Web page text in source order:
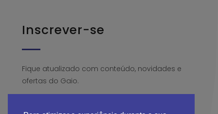
Inscrever-se
Fique atualizado com conteúdo, novidades e
ofertas do Gaio.